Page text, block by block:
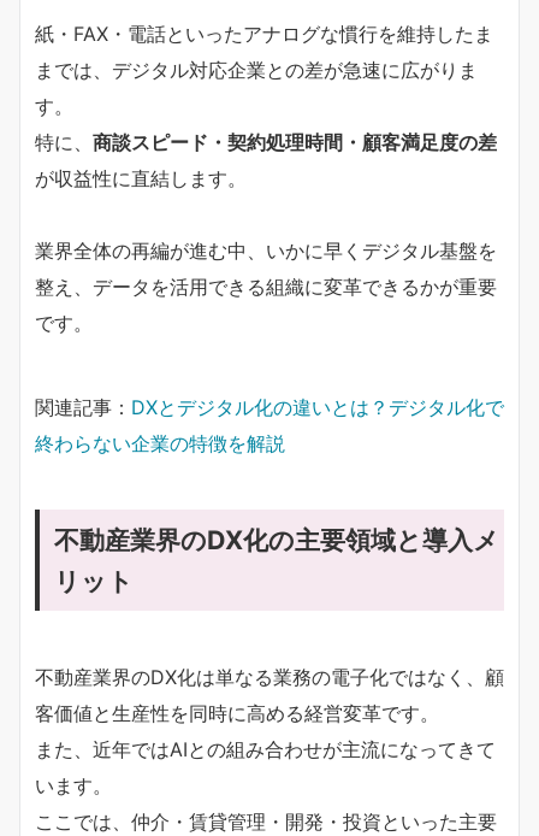
紙・FAX・電話といったアナログな慣行を維持したま
までは、デジタル対応企業との差が急速に広がりま
す。
特に、 商談スピード・契約処理時間・顧客満足度の差
が収益性に直結します。
業界全体の再編が進む中、いかに早くデジタル基盤を
整え、データを活用できる組織に変革できるかが重要
です。
関連記事： DXとデジタル化の違いとは？デジタル化で
終わらない企業の特徴を解説
不動産業界のDX化の主要領域と導入メ
リット
不動産業界のDX化は単なる業務の電子化ではなく、顧
客価値と生産性を同時に高める経営変革です。
また、近年ではAIとの組み合わせが主流になってきて
います。
ここでは、仲介・賃貸管理・開発・投資といった主要